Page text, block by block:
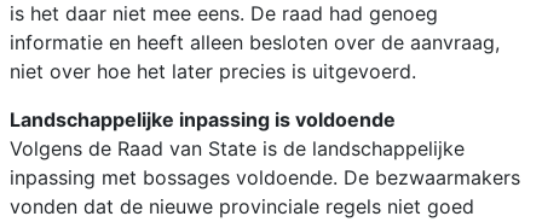
is het daar niet mee eens. De raad had genoeg
informatie en heeft alleen besloten over de aanvraag,
niet over hoe het later precies is uitgevoerd.
Landschappelijke inpassing is voldoende
Volgens de Raad van State is de landschappelijke
inpassing met bossages voldoende. De bezwaarmakers
vonden dat de nieuwe provinciale regels niet goed